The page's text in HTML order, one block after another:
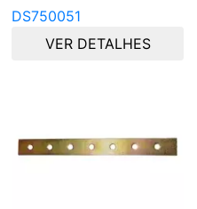
DS750051
VER DETALHES